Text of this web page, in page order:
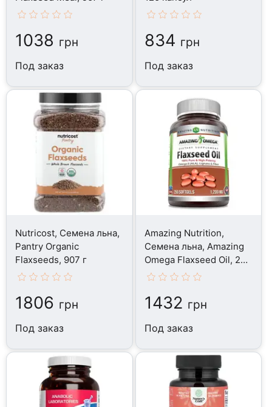
1038 грн
Под заказ
834 грн
Под заказ
Nutricost, Семена льна,
Pantry Organic
Flaxseeds, 907 г
1806 грн
Под заказ
Amazing Nutrition,
Семена льна, Amazing
Omega Flaxseed Oil, 250
капсул
1432 грн
Под заказ